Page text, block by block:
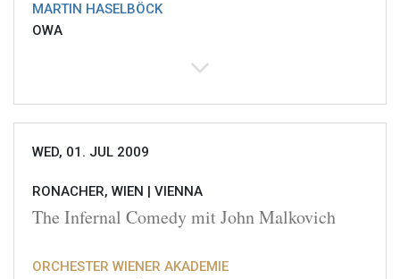
MARTIN HASELBÖCK
OWA
WED, 01. JUL 2009
RONACHER, WIEN | VIENNA
The Infernal Comedy mit John Malkovich
ORCHESTER WIENER AKADEMIE